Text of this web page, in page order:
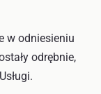
w odniesieniu
odrębnie,